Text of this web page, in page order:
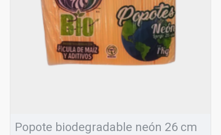
Popote biodegradable neón 26 cm